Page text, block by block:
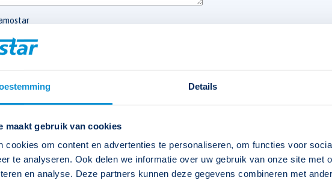
Details
maakt gebruik van cookies
cookies om content en advertenties te personaliseren, om functies voor
te analyseren. Ook delen we informatie over uw gebruik van onze site met
en analyse. Deze partners kunnen deze gegevens combineren met